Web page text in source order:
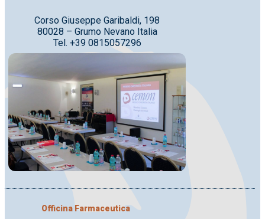
Corso Giuseppe Garibaldi, 198
80028 – Grumo Nevano Italia
Tel. +39 0815057296
Officina Farmaceutica